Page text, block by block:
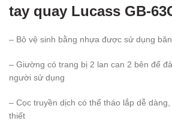
tay quay Lucass GB-
– Bô vệ sinh bằng nhựa được sử dụng
– Giường có trang bị 2 lan can 2 bên để
người sử dụng
– Cọc truyền dịch có thể tháo lắp dễ
thiết